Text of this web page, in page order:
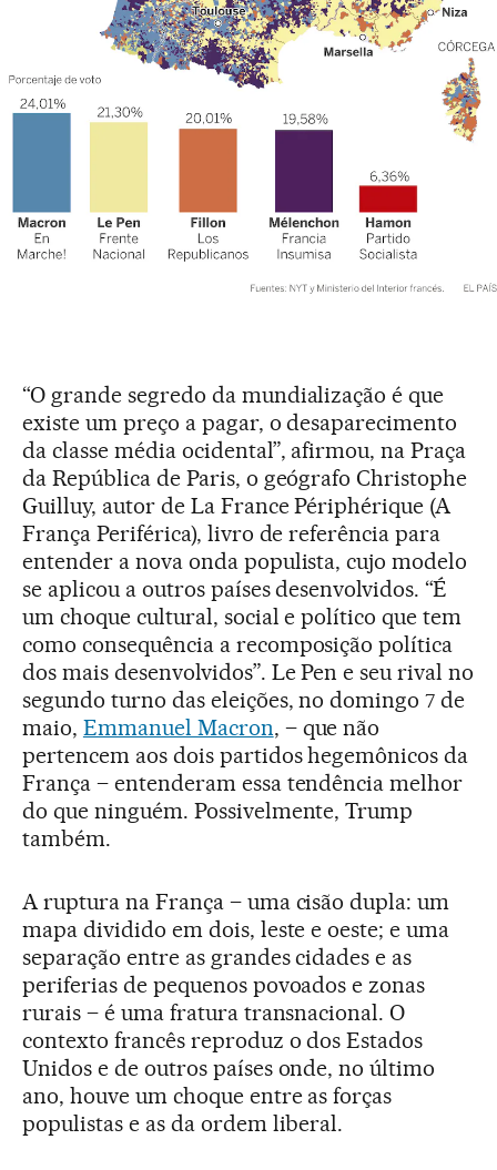
“O grande segredo da mundialização é que
existe um preço a pagar, o desaparecimento
da classe média ocidental”, afirmou, na Praça
da República de Paris, o geógrafo Christophe
Guilluy, autor de La France Périphérique (A
França Periférica), livro de referência para
entender a nova onda populista, cujo modelo
se aplicou a outros países desenvolvidos. “É
um choque cultural, social e político que tem
como consequência a recomposição política
dos mais desenvolvidos”. Le Pen e seu rival no
segundo turno das eleições, no domingo 7 de
maio, Emmanuel Macron, – que não
pertencem aos dois partidos hegemônicos da
França – entenderam essa tendência melhor
do que ninguém. Possivelmente, Trump
também.
A ruptura na França – uma cisão dupla: um
mapa dividido em dois, leste e oeste; e uma
separação entre as grandes cidades e as
periferias de pequenos povoados e zonas
rurais – é uma fratura transnacional. O
contexto francês reproduz o dos Estados
Unidos e de outros países onde, no último
ano, houve um choque entre as forças
populistas e as da ordem liberal.